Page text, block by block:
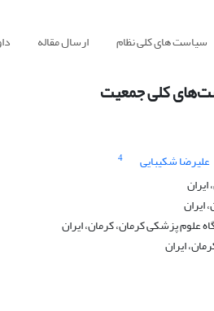
سیاست های کلی نظام ارسال مقاله
کلی جمعیت
علیرضا شکیبایی
4
ایران
علوم پزشکی کرمان، کرمان، ایران
ایران